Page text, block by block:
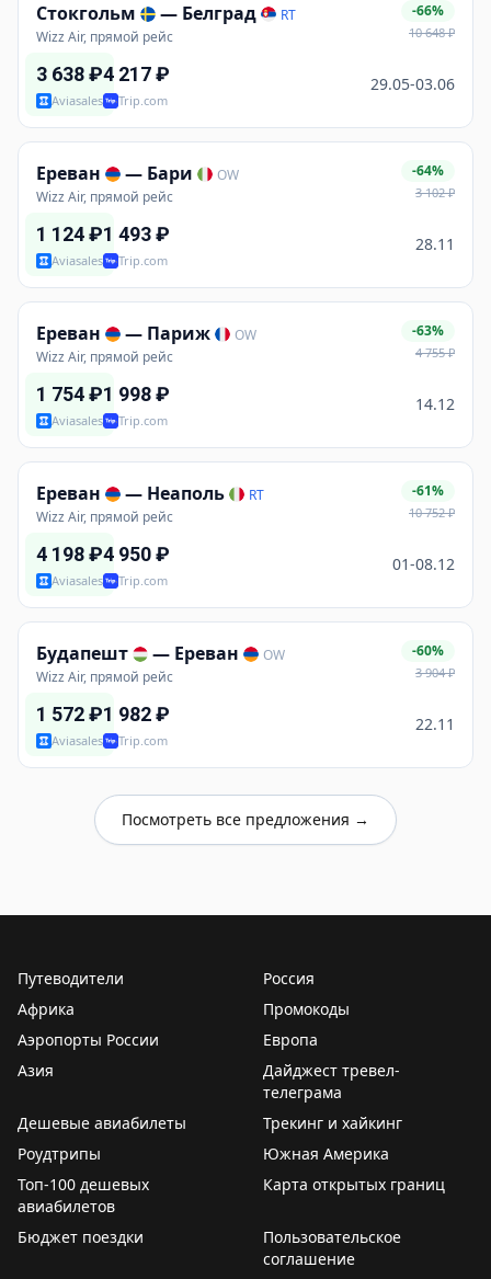
Стокгольм — Белград
RT
Wizz Air, прямой рейс
-66%
10 648₽
3 638₽
Aviasales
4 217₽
Trip.com
29.05-03.06
Ереван — Бари
OW
Wizz Air, прямой рейс
-64%
3 102₽
1 124₽
Aviasales
1 493₽
Trip.com
28.11
Ереван — Париж
OW
Wizz Air, прямой рейс
-63%
4 755₽
1 754₽
Aviasales
1 998₽
Trip.com
14.12
Ереван — Неаполь
RT
Wizz Air, прямой рейс
-61%
10 752₽
4 198₽
Aviasales
4 950₽
Trip.com
01-08.12
Будапешт — Ереван
OW
Wizz Air, прямой рейс
-60%
3 904₽
1 572₽
Aviasales
1 982₽
Trip.com
22.11
Посмотреть все предложения →
Путеводители
Россия
Африка
Промокоды
Аэропорты России
Европа
Азия
Дайджест тревел-
телеграма
Дешевые авиабилеты
Трекинг и хайкинг
Роудтрипы
Южная Америка
Топ-100 дешевых
авиабилетов
Карта открытых границ
Бюджет поездки
Пользовательское
соглашение